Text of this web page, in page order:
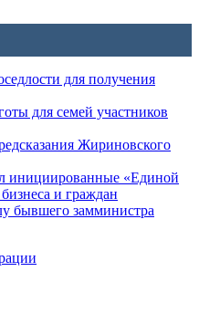
для получения
для семей участников
Жириновского
инициированные «Единой
и граждан
бывшего замминистра